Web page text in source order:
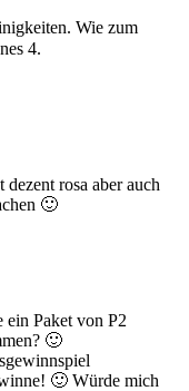
Wie zum
4.
rosa aber auch
🙂
ein Paket von P2
🙂
🙂 Würde mich